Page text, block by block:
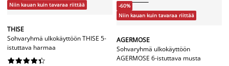
Niin kauan kuin tavaraa riittää
THISE
Sohvaryhmä ulkokäyttöön THISE 5-
istuttava harmaa






-60%
Niin kauan kuin tavaraa riittää
AGERMOSE
Sohvaryhmä ulkokäyttöön
AGERMOSE 6-istuttava musta